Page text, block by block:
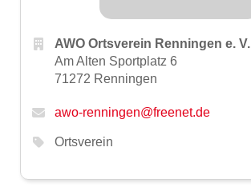
AWO Ortsverein Renningen e. V.
Am Alten Sportplatz 6
71272 Renningen
awo-renningen@freenet.de
Ortsverein